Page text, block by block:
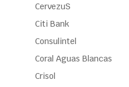
CervezuS
Citi Bank
Consulintel
Coral Aguas Blancas
Crisol